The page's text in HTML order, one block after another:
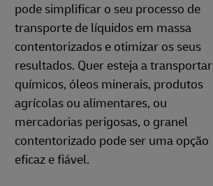
pode simplificar o seu processo de
transporte de líquidos em massa
contentorizados e otimizar os seus
resultados. Quer esteja a transportar
químicos, óleos minerais, produtos
agrícolas ou alimentares, ou
mercadorias perigosas, o granel
contentorizado pode ser uma opção
eficaz e fiável.